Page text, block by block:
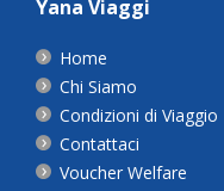
Yana Viaggi
Home
Chi Siamo
Condizioni di Viaggio
Contattaci
Voucher Welfare